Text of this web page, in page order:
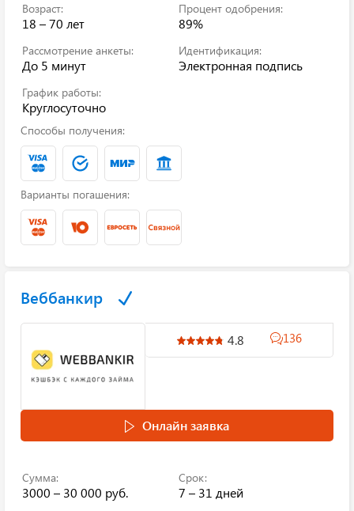
Возраст:
18 – 70 лет
Процент одобрения:
89%
Рассмотрение анкеты:
До 5 минут
Идентификация:
Электронная подпись
График работы:
Круглосуточно
Способы получения:
Варианты погашения:
Веббанкир
4.8 136
Онлайн заявка
Сумма:
3000 – 30 000 руб.
Срок:
7 – 31 дней